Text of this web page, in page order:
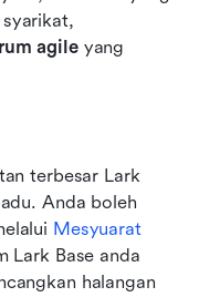
agile yang
terbesar Lark
Anda boleh
Mesyuarat
Lark Base anda
halangan